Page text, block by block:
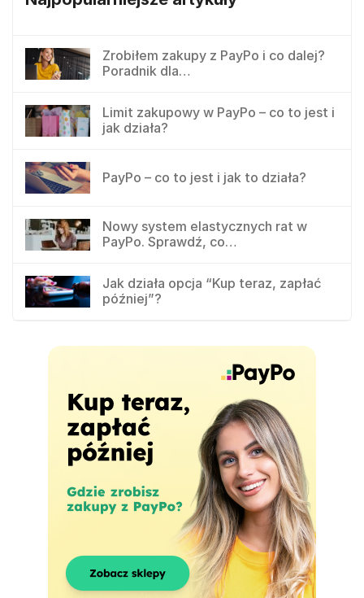
Zrobiłem zakupy z PayPo i co dalej?
Poradnik dla…
Limit zakupowy w PayPo – co to jest i
jak działa?
PayPo – co to jest i jak to działa?
Nowy system elastycznych rat w
PayPo. Sprawdź, co…
Jak działa opcja “Kup teraz, zapłać
później”?